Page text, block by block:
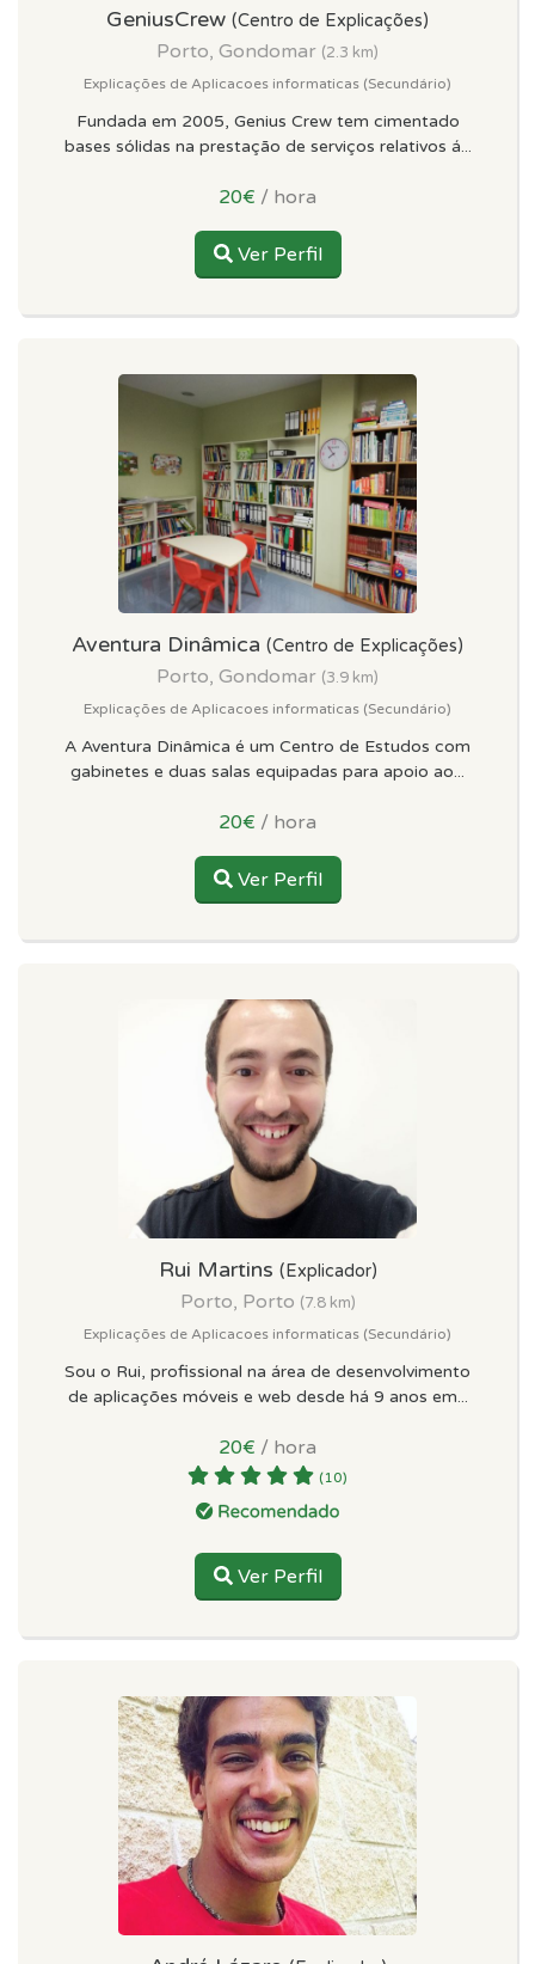
GeniusCrew (Centro de Explicações)
Porto, Gondomar (2.3 km)
Explicações de Aplicacoes informaticas (Secundário)
Fundada em 2005, Genius Crew tem cimentado
bases sólidas na prestação de serviços relativos á...
20€ / hora
Ver Perfil
Aventura Dinâmica (Centro de Explicações)
Porto, Gondomar (3.9 km)
Explicações de Aplicacoes informaticas (Secundário)
A Aventura Dinâmica é um Centro de Estudos com
gabinetes e duas salas equipadas para apoio ao...
20€ / hora
Ver Perfil
Rui Martins (Explicador)
Porto, Porto (7.8 km)
Explicações de Aplicacoes informaticas (Secundário)
Sou o Rui, profissional na área de desenvolvimento
de aplicações móveis e web desde há 9 anos em...
20€ / hora
(10)
Ver Perfil